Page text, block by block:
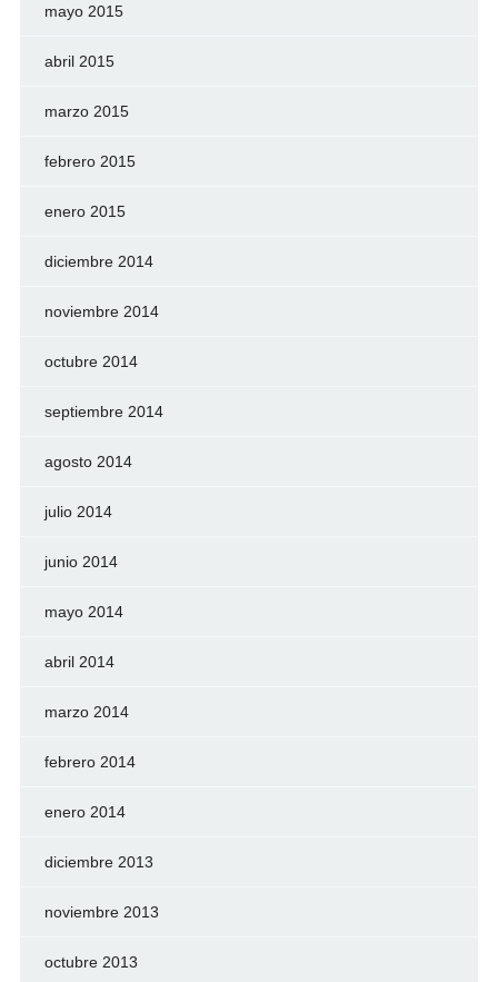
mayo 2015
abril 2015
marzo 2015
febrero 2015
enero 2015
diciembre 2014
noviembre 2014
octubre 2014
septiembre 2014
agosto 2014
julio 2014
junio 2014
mayo 2014
abril 2014
marzo 2014
febrero 2014
enero 2014
diciembre 2013
noviembre 2013
octubre 2013